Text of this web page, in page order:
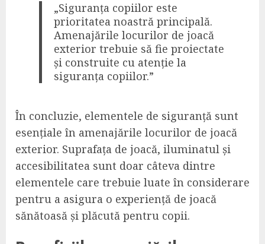
„Siguranța copiilor este
prioritatea noastră principală.
Amenajările locurilor de joacă
exterior trebuie să fie proiectate
și construite cu atenție la
siguranța copiilor.”
În concluzie, elementele de siguranță sunt
esențiale în amenajările locurilor de joacă
exterior. Suprafața de joacă, iluminatul și
accesibilitatea sunt doar câteva dintre
elementele care trebuie luate în considerare
pentru a asigura o experiență de joacă
sănătoasă și plăcută pentru copii.